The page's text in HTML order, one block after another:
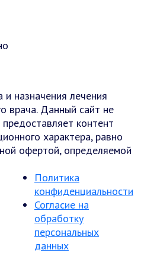
назначения лечения
врача. Данный сайт не
контент
характера, равно
офертой, определяемой
Политика
конфиденциальности
Согласие на
обработку
персональных
данных